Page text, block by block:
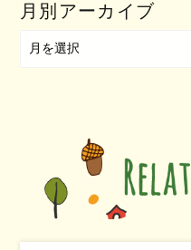
月別アーカイブ